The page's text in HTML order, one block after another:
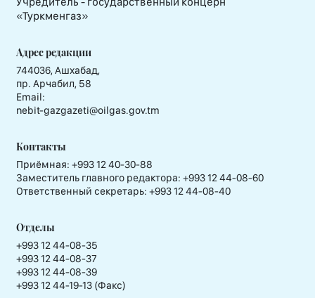
«Туркменгаз»
Адрес редакции
744036, Ашхабад,
пр. Арчабил, 58
Email:
nebit-gazgazeti@oilgas.gov.tm
Контакты
Приёмная: +993 12 40-30-88
Заместитель главного редактора: +993 12 44-08-60
Ответственный секретарь: +993 12 44-08-40
Отделы
+993 12 44-08-35
+993 12 44-08-37
+993 12 44-08-39
+993 12 44-19-13 (Факс)